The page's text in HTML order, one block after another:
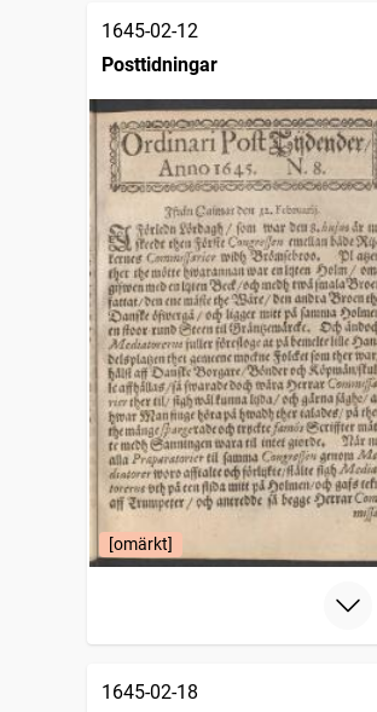
1645-02-12
Posttidningar
[omärkt]
1645-02-18